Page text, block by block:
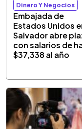
Dinero Y Negocios
Embajada de
Estados Unidos
Salvador abre
con salarios de
$37,338 al año